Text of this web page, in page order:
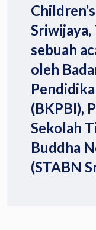
Sriwijaya,
sebuah
oleh
(BKPBI),
Sekolah
Buddha
(STABN